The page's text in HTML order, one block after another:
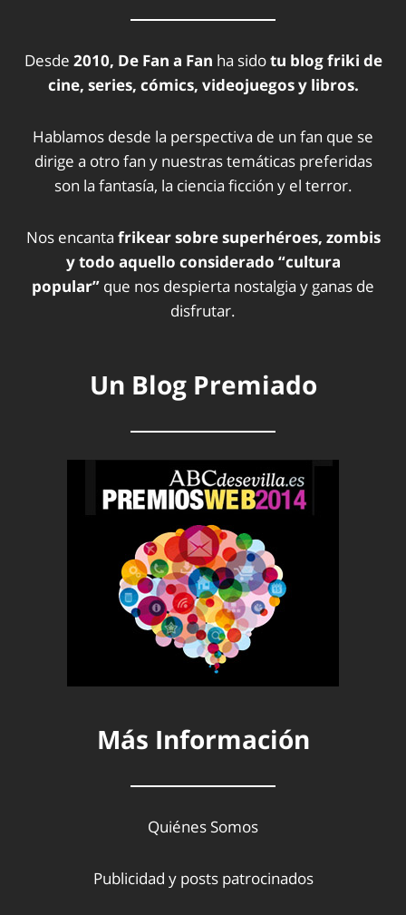
Desde 2010, De Fan a Fan ha sidotu blog friki de
cine, series, cómics, videojuegos y libros.
Hablamos desde la perspectiva de un fan que se
dirige a otro fan y nuestras temáticas preferidas
son la fantasía, la ciencia ficción y el terror.
Nos encanta frikear sobre superhéroes, zombis
y todo aquello considerado “cultura
popular” que nos despierta nostalgia y ganas de
disfrutar.
Un Blog Premiado
Más Información
Quiénes Somos
Publicidad y posts patrocinados